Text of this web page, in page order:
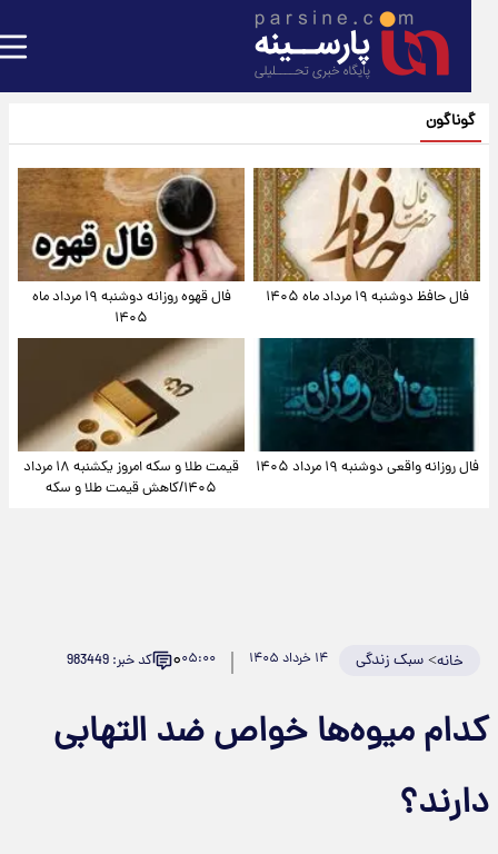
گوناگون
فال حافظ دوشنبه ۱۹ مرداد ماه ۱۴۰۵
فال قهوه روزانه دوشنبه ۱۹ مرداد ماه
۱۴۰۵
فال روزانه واقعی دوشنبه ۱۹ مرداد ۱۴۰۵
قیمت طلا و سکه امروز یکشنبه ۱۸ مرداد
۱۴۰۵/کاهش قیمت طلا و سکه
خانه>سبک زندگی ۰۵:۰۰۰ کد خبر: 983449
میوه‌ها خواص ضد التهابی